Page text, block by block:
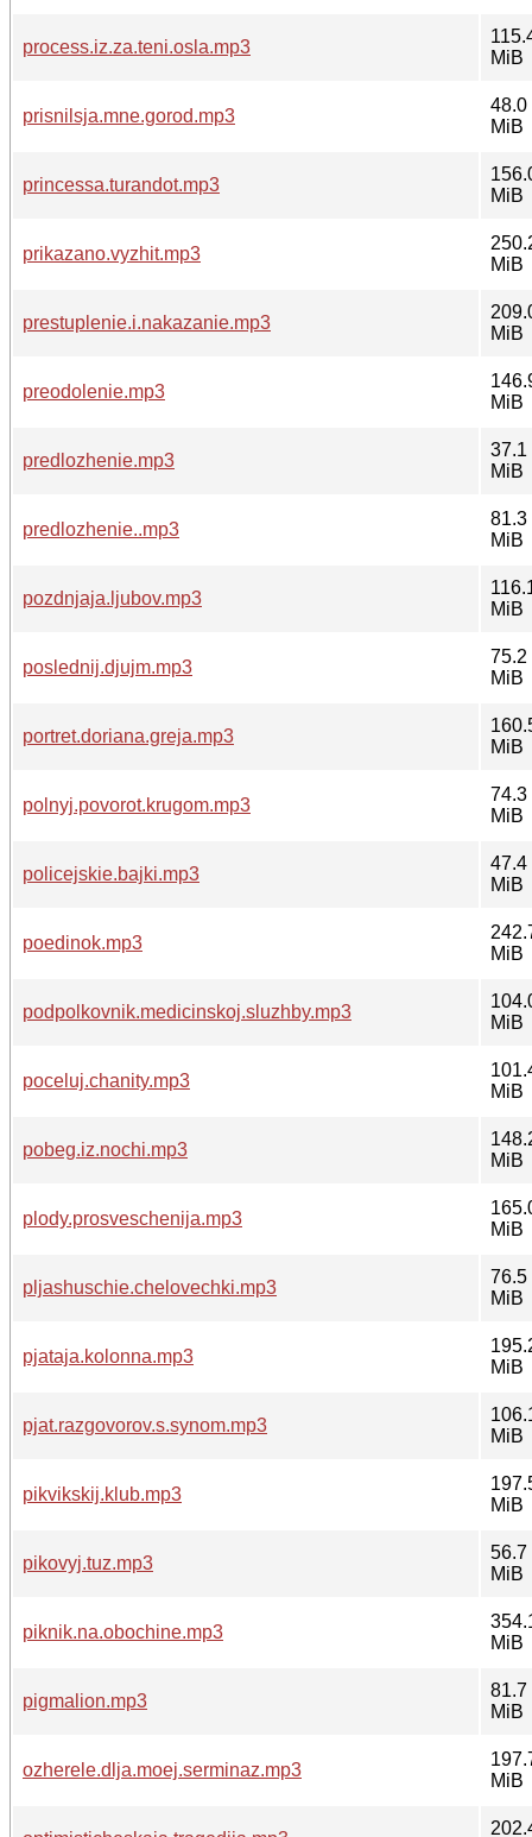
process.iz.za.teni.osla.mp3
MiB
prisnilsja.mne.gorod.mp3
48.0
MiB
princessa.turandot.mp3
MiB
prikazano.vyzhit.mp3
MiB
prestuplenie.i.nakazanie.mp3
MiB
preodolenie.mp3
MiB
predlozhenie.mp3
37.1
MiB
predlozhenie..mp3
81.3
MiB
pozdnjaja.ljubov.mp3
MiB
poslednij.djujm.mp3
75.2
MiB
portret.doriana.greja.mp3
MiB
polnyj.povorot.krugom.mp3
74.3
MiB
policejskie.bajki.mp3
47.4
MiB
poedinok.mp3
MiB
podpolkovnik.medicinskoj.sluzhby.mp3
MiB
poceluj.chanity.mp3
MiB
pobeg.iz.nochi.mp3
MiB
plody.prosveschenija.mp3
MiB
pljashuschie.chelovechki.mp3
76.5
MiB
pjataja.kolonna.mp3
MiB
pjat.razgovorov.s.synom.mp3
MiB
pikvikskij.klub.mp3
MiB
pikovyj.tuz.mp3
56.7
MiB
piknik.na.obochine.mp3
MiB
pigmalion.mp3
81.7
MiB
ozherele.dlja.moej.serminaz.mp3
MiB